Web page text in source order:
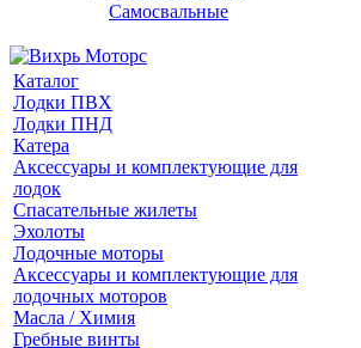
Самосвальные
Каталог
Лодки ПВХ
Лодки ПНД
Катера
Аксессуары и комплектующие для
лодок
Спасательные жилеты
Эхолоты
Лодочные моторы
Аксессуары и комплектующие для
лодочных моторов
Масла / Химия
Гребные винты